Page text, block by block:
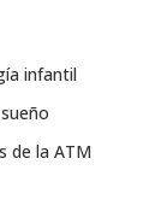
infantil
de la ATM